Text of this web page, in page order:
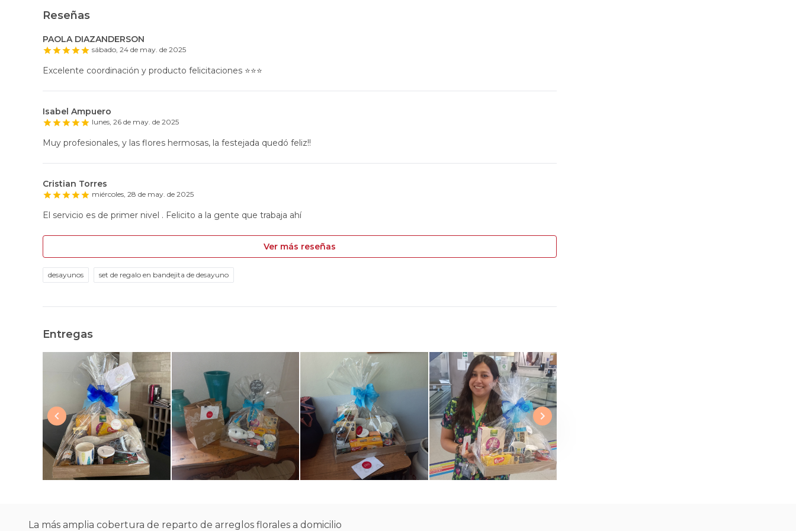
Reseñas
PAOLA DIAZANDERSON
sábado, 24 de may. de 2025
Excelente coordinación y producto felicitaciones ⭐️⭐️⭐️
Isabel Ampuero
lunes, 26 de may. de 2025
Muy profesionales, y las flores hermosas, la festejada quedó feliz!!
Cristian Torres
miércoles, 28 de may. de 2025
El servicio es de primer nivel . Felicito a la gente que trabaja ahí
Ver más reseñas
desayunos set de regalo en bandejita de desayuno
Entregas
La más amplia cobertura de reparto de arreglos florales a domicilio